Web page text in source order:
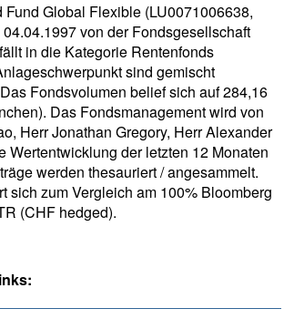
Fund Global Flexible (LU0071006638,
von der Fondsgesellschaft
in die Kategorie Rentenfonds
sind gemischt
Fondsvolumen belief sich auf 284,16
Das Fondsmanagement wird von
Herr Jonathan Gregory, Herr Alexander
Wertentwicklung der letzten 12 Monaten
werden thesauriert / angesammelt.
sich zum Vergleich am 100% Bloomberg
(CHF hedged).